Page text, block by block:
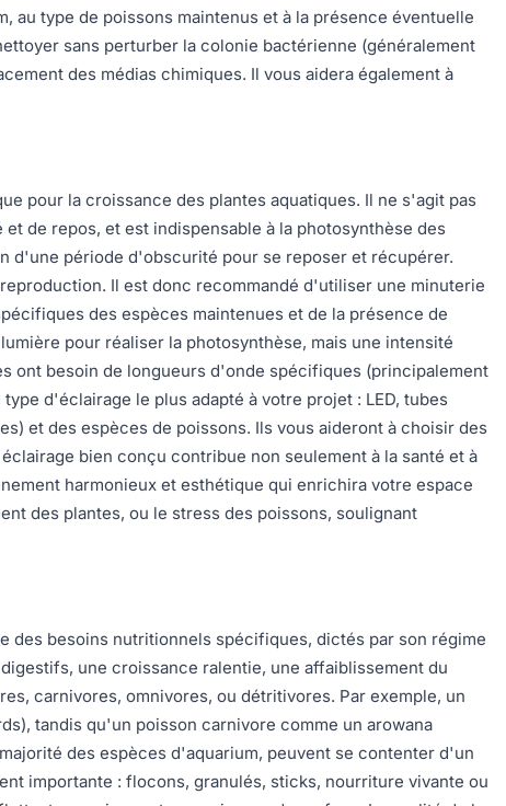
au type de poissons maintenus et à la présence éventuelle
sans perturber la colonie bactérienne (généralement
des médias chimiques. Il vous aidera également à
pour la croissance des plantes aquatiques. Il ne s'agit pas
de repos, et est indispensable à la photosynthèse des
d'une période d'obscurité pour se reposer et récupérer.
Il est donc recommandé d'utiliser une minuterie
des espèces maintenues et de la présence de
pour réaliser la photosynthèse, mais une intensité
ont besoin de longueurs d'onde spécifiques (principalement
d'éclairage le plus adapté à votre projet : LED, tubes
et des espèces de poissons. Ils vous aideront à choisir des
bien conçu contribue non seulement à la santé et à
harmonieux et esthétique qui enrichira votre espace
des plantes, ou le stress des poissons, soulignant
des besoins nutritionnels spécifiques, dictés par son régime
une croissance ralentie, une affaiblissement du
carnivores, omnivores, ou détritivores. Par exemple, un
tandis qu'un poisson carnivore comme un arowana
des espèces d'aquarium, peuvent se contenter d'un
importante : flocons, granulés, sticks, nourriture vivante ou